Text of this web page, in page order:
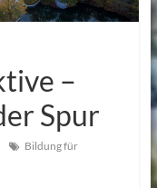
–
Spur
Bildung für